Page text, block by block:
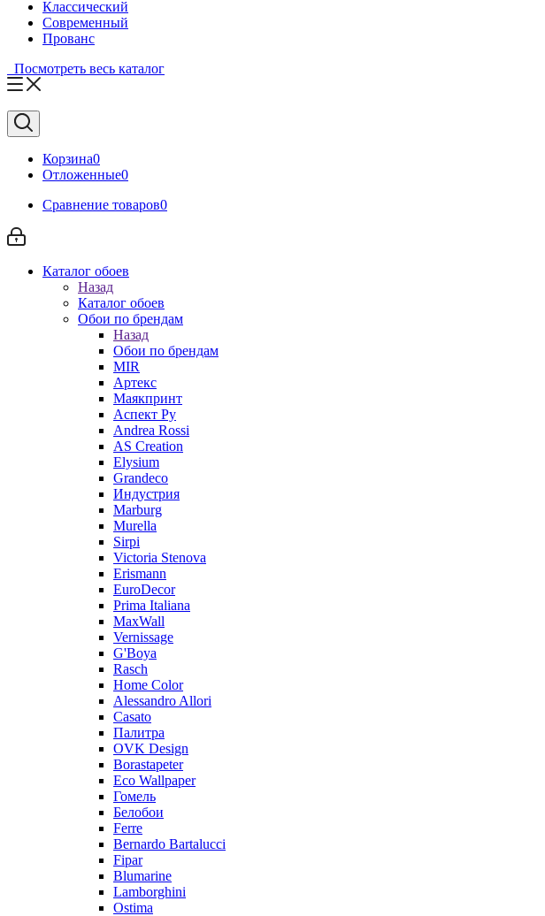
Классический
Современный
Прованс
Посмотреть весь каталог
Корзина0
Отложенные0
Сравнение товаров0
Каталог обоев
Назад
Каталог обоев
Обои по брендам
Назад
Обои по брендам
MIR
Артекс
Маякпринт
Аспект Ру
Andrea Rossi
AS Creation
Elysium
Grandeco
Индустрия
Marburg
Murella
Sirpi
Victoria Stenova
Erismann
EuroDecor
Prima Italiana
MaxWall
Vernissage
G'Boya
Rasch
Home Color
Alessandro Allori
Casato
Палитра
OVK Design
Borastapeter
Eco Wallpaper
Гомель
Белобои
Ferre
Bernardo Bartalucci
Fipar
Blumarine
Lamborghini
Ostima